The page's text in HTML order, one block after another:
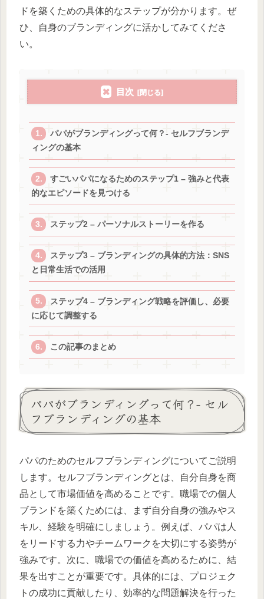
ドを築くための具体的なステップが分かります。ぜ
ひ、自身のブランディングに活かしてみてくださ
い。
目次
パパがブランディングって何？- セルフブランデ
ィングの基本
すごいパパになるためのステップ1 – 強みと代表
的なエピソードを見つける
ステップ2 – パーソナルストーリーを作る
ステップ3 – ブランディングの具体的方法：SNS
と日常生活での活用
ステップ4 – ブランディング戦略を評価し、必要
に応じて調整する
この記事のまとめ
パパがブランディングって何？- セル
フブランディングの基本
パパのためのセルフブランディングについてご説明
します。セルフブランディングとは、自分自身を商
品として市場価値を高めることです。職場での個人
ブランドを築くためには、まず自分自身の強みやス
キル、経験を明確にしましょう。例えば、パパは人
をリードする力やチームワークを大切にする姿勢が
強みです。次に、職場での価値を高めるために、結
果を出すことが重要です。具体的には、プロジェク
トの成功に貢献したり、効率的な問題解決を行った